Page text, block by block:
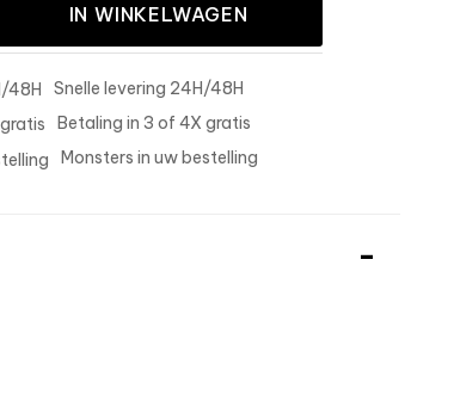
IN WINKELWAGEN
Snelle levering 24H/48H
Betaling in 3 of 4X gratis
Monsters in uw bestelling